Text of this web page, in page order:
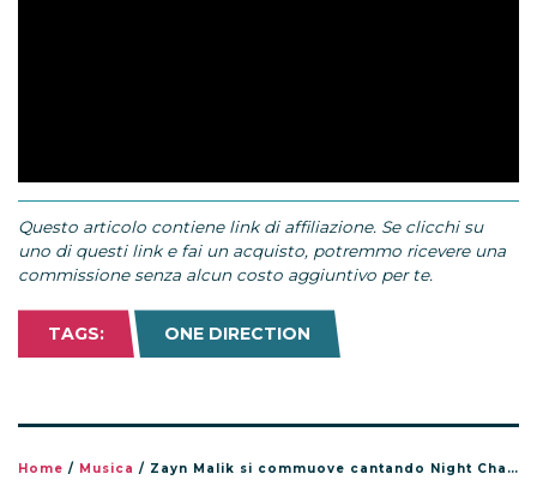
Questo articolo contiene link di affiliazione. Se clicchi su
uno di questi link e fai un acquisto, potremmo ricevere una
commissione senza alcun costo aggiuntivo per te.
TAGS: ONE DIRECTION
Home / Musica / Zayn Malik si commuove cantando Night Changes in Messico